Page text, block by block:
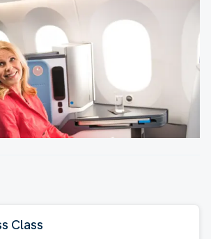
Class